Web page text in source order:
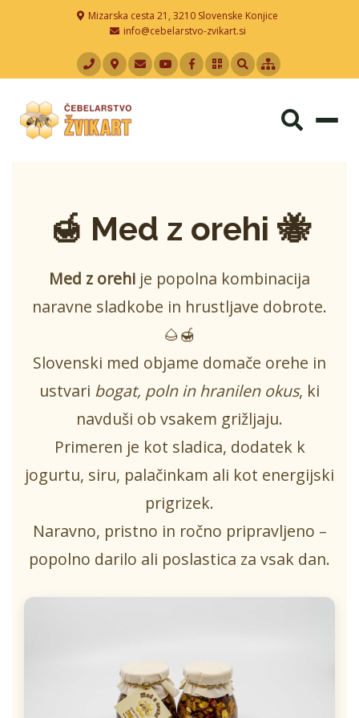
Mizarska cesta 21, 3210 Slovenske Konjice
info@cebelarstvo-zvikart.si
🍯 Med z orehi 🐝
Med z orehi je popolna kombinacija
naravne sladkobe in hrustljave dobrote.
🌰🍯
Slovenski med objame domače orehe in
ustvari bogat, poln in hranilen okus, ki
navduši ob vsakem grižljaju.
Primeren je kot sladica, dodatek k
jogurtu, siru, palačinkam ali kot energijski
prigrizek.
Naravno, pristno in ročno pripravljeno –
popolno darilo ali poslastica za vsak dan.